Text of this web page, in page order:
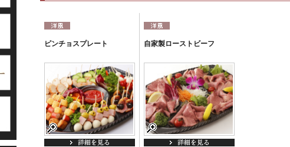
ピンチョスプレート 自家製ローストビーフ